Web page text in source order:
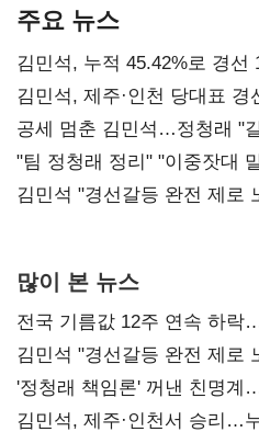
주요 뉴스
김민석, 누적 45.42%로 경
0.86%p(2보)
김민석, 제주·인천 당대표 경
공세 멈춘 김민석…정청래 "
"팀 정청래 정리" "이중잣대
다툼 격화
김민석 "경선갈등 완전 제로
많이 본 뉴스
전국 기름값 12주 연속 하락
김민석 "경선갈등 완전 제로
사과부터"
'정청래 책임론' 꺼낸 친명계
때리기
김민석, 제주·인천서 승리…